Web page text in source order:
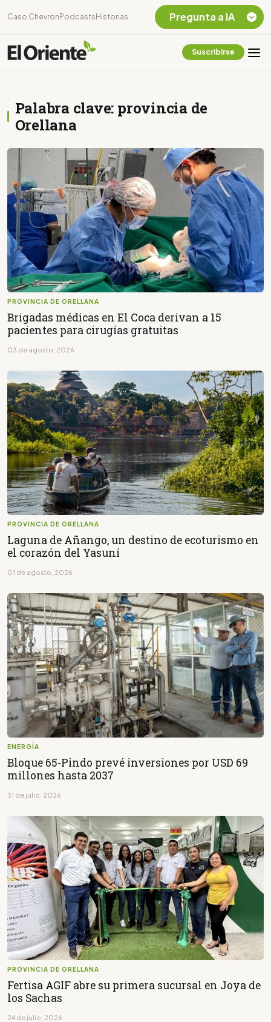
Caso Chevron Podcasts Historias
Suscribirse
Palabra clave: provincia de
Orellana
PROVINCIA DE ORELLANA
Brigadas médicas en El Coca derivan a 15
pacientes para cirugías gratuitas
03 de agosto, 2026
PROVINCIA DE ORELLANA
Laguna de Añango, un destino de ecoturismo en
el corazón del Yasuní
01 de agosto, 2026
ENERGÍA
Bloque 65-Pindo prevé inversiones por USD 69
millones hasta 2037
31 de julio, 2026
PROVINCIA DE ORELLANA
Fertisa AGIF abre su primera sucursal en Joya de
los Sachas
24 de julio, 2026
Pregunta a IA
Listar destinos
¿En que consiste la
tasa minera que rige en
Ecuador?